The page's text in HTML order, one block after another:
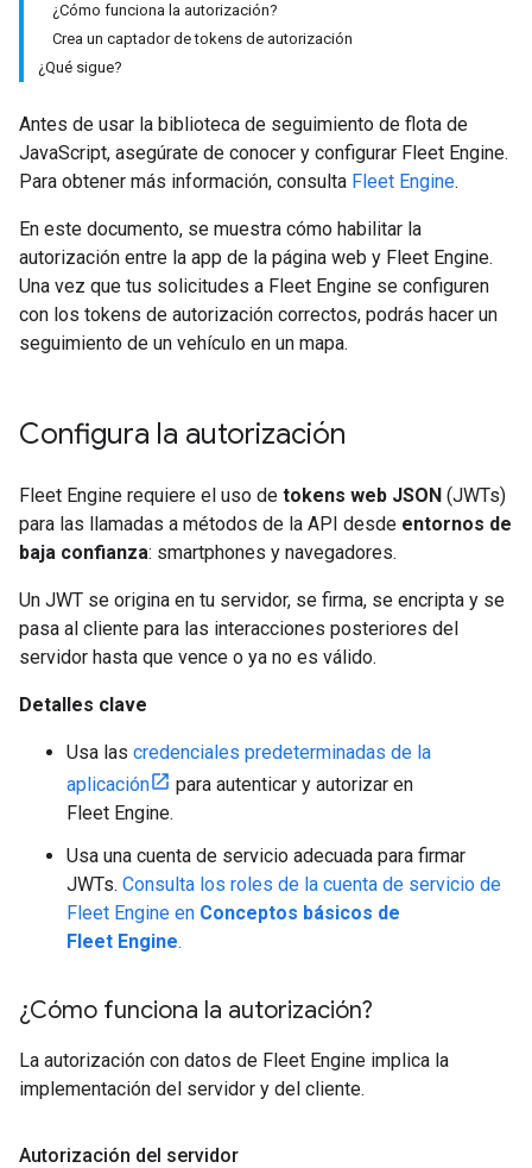
¿Cómo funciona la autorización?
Crea un captador de tokens de autorización
¿Qué sigue?
Antes de usar la biblioteca de seguimiento de flota de
JavaScript, asegúrate de conocer y configurar Fleet Engine.
Para obtener más información, consulta Fleet Engine.
En este documento, se muestra cómo habilitar la
autorización entre la app de la página web y Fleet Engine.
Una vez que tus solicitudes a Fleet Engine se configuren
con los tokens de autorización correctos, podrás hacer un
seguimiento de un vehículo en un mapa.
Configura la autorización
Fleet Engine requiere el uso de tokens web JSON (JWTs)
para las llamadas a métodos de la API desde entornos de
baja confianza: smartphones y navegadores.
Un JWT se origina en tu servidor, se firma, se encripta y se
pasa al cliente para las interacciones posteriores del
servidor hasta que vence o ya no es válido.
Detalles clave
Usa las credenciales predeterminadas de la
aplicación
para autenticar y autorizar en
Fleet Engine.
Usa una cuenta de servicio adecuada para firmar
JWTs. Consulta los roles de la cuenta de servicio de
Fleet Engine en Conceptos básicos de
Fleet Engine.
¿Cómo funciona la autorización?
La autorización con datos de Fleet Engine implica la
implementación del servidor y del cliente.
Autorización del servidor